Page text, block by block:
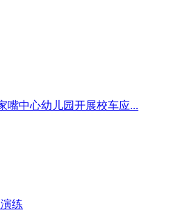
中心幼儿园开展校车应...
练